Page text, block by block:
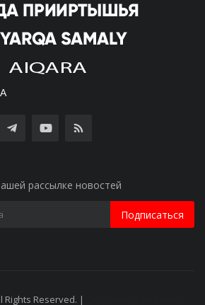
рассылке новостей
Подписаться
Rights Reserved. |